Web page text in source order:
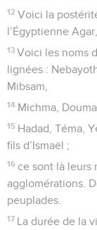
12 Voici la
l’Égyptienne
13 Voici les noms
lignées :
Mibsam,
14 Michma,
15 Hadad, Téma,
fils d’Ismaël ;
16 ce sont là leurs
agglomérations.
peuplades.
17 La durée de la